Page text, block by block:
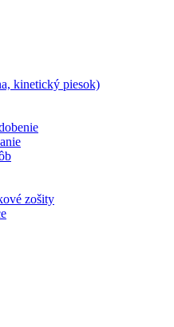
kinetický piesok)
zošity